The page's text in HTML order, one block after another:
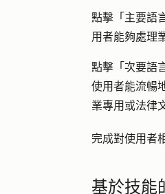
點擊「 主要語
用者能夠處理
點擊「 次要語
使用者能流暢
業專用或法律
完成對使用者
基於技能